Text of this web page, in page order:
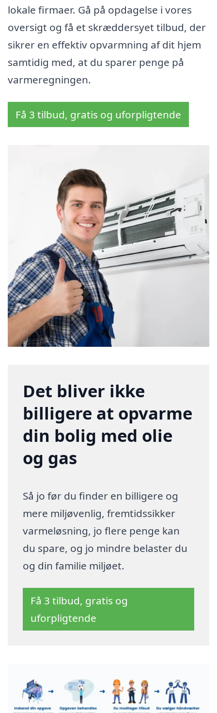
lokale firmaer. Gå på opdagelse i vores
oversigt og få et skræddersyet tilbud, der
sikrer en effektiv opvarmning af dit hjem
samtidig med, at du sparer penge på
varmeregningen.
Få 3 tilbud, gratis og uforpligtende
Det bliver ikke
billigere at opvarme
din bolig med olie
og gas
Så jo før du finder en billigere og
mere miljøvenlig, fremtidssikker
varmeløsning, jo flere penge kan
du spare, og jo mindre belaster du
og din familie miljøet.
Få 3 tilbud, gratis og
uforpligtende